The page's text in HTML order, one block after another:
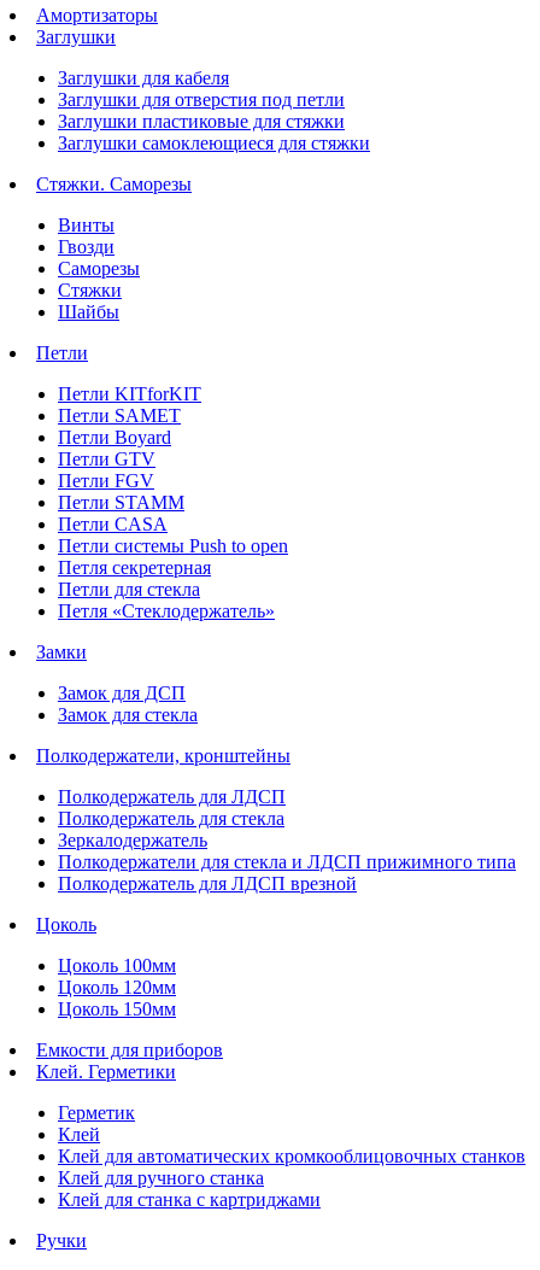
Амортизаторы
Заглушки
Заглушки для кабеля
Заглушки для отверстия под петли
Заглушки пластиковые для стяжки
Заглушки самоклеющиеся для стяжки
Стяжки. Саморезы
Винты
Гвозди
Саморезы
Стяжки
Шайбы
Петли
Петли KITforKIT
Петли SAMET
Петли Boyard
Петли GTV
Петли FGV
Петли STAMM
Петли CASA
Петли системы Push to open
Петля секретерная
Петли для стекла
Петля «Стеклодержатель»
Замки
Замок для ДСП
Замок для стекла
Полкодержатели, кронштейны
Полкодержатель для ЛДСП
Полкодержатель для стекла
Зеркалодержатель
Полкодержатели для стекла и ЛДСП прижимного типа
Полкодержатель для ЛДСП врезной
Цоколь
Цоколь 100мм
Цоколь 120мм
Цоколь 150мм
Емкости для приборов
Клей. Герметики
Герметик
Клей
Клей для автоматических кромкооблицовочных станков
Клей для ручного станка
Клей для станка с картриджами
Ручки